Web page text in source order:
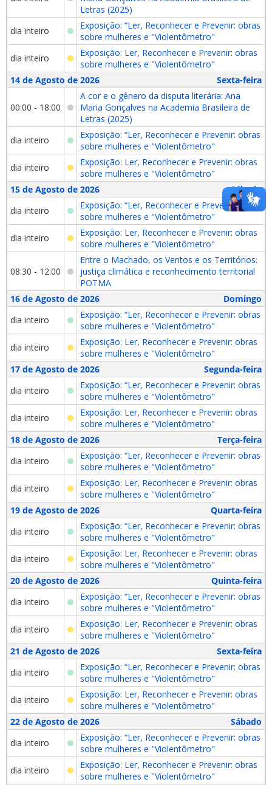
Letras (2025)
dia inteiro
Exposição: “Ler, Reconhecer e Prevenir: obras
sobre mulheres e "Violentômetro"
dia inteiro
Exposição: Ler, Reconhecer e Prevenir: obras
sobre mulheres e "Violentômetro"
14 de Agosto de 2026
Sexta-feira
00:00 - 18:00
A cor e o gênero da disputa literária: Ana
Maria Gonçalves na Academia Brasileira de
Letras (2025)
dia inteiro
Exposição: “Ler, Reconhecer e Prevenir: obras
sobre mulheres e "Violentômetro"
dia inteiro
Exposição: Ler, Reconhecer e Prevenir: obras
sobre mulheres e "Violentômetro"
15 de Agosto de 2026
Sábado
dia inteiro
Exposição: “Ler, Reconhecer e Prevenir: obras
sobre mulheres e "Violentômetro"
dia inteiro
Exposição: Ler, Reconhecer e Prevenir: obras
sobre mulheres e "Violentômetro"
08:30 - 12:00
Entre o Machado, os Ventos e os Territórios:
justiça climática e reconhecimento territorial
POTMA
16 de Agosto de 2026
Domingo
dia inteiro
Exposição: “Ler, Reconhecer e Prevenir: obras
sobre mulheres e "Violentômetro"
dia inteiro
Exposição: Ler, Reconhecer e Prevenir: obras
sobre mulheres e "Violentômetro"
17 de Agosto de 2026
Segunda-feira
dia inteiro
Exposição: “Ler, Reconhecer e Prevenir: obras
sobre mulheres e "Violentômetro"
dia inteiro
Exposição: Ler, Reconhecer e Prevenir: obras
sobre mulheres e "Violentômetro"
18 de Agosto de 2026
Terça-feira
dia inteiro
Exposição: “Ler, Reconhecer e Prevenir: obras
sobre mulheres e "Violentômetro"
dia inteiro
Exposição: Ler, Reconhecer e Prevenir: obras
sobre mulheres e "Violentômetro"
19 de Agosto de 2026
Quarta-feira
dia inteiro
Exposição: “Ler, Reconhecer e Prevenir: obras
sobre mulheres e "Violentômetro"
dia inteiro
Exposição: Ler, Reconhecer e Prevenir: obras
sobre mulheres e "Violentômetro"
20 de Agosto de 2026
Quinta-feira
dia inteiro
Exposição: “Ler, Reconhecer e Prevenir: obras
sobre mulheres e "Violentômetro"
dia inteiro
Exposição: Ler, Reconhecer e Prevenir: obras
sobre mulheres e "Violentômetro"
21 de Agosto de 2026
Sexta-feira
dia inteiro
Exposição: “Ler, Reconhecer e Prevenir: obras
sobre mulheres e "Violentômetro"
dia inteiro
Exposição: Ler, Reconhecer e Prevenir: obras
sobre mulheres e "Violentômetro"
22 de Agosto de 2026
Sábado
dia inteiro
Exposição: “Ler, Reconhecer e Prevenir: obras
sobre mulheres e "Violentômetro"
dia inteiro
Exposição: Ler, Reconhecer e Prevenir: obras
sobre mulheres e "Violentômetro"